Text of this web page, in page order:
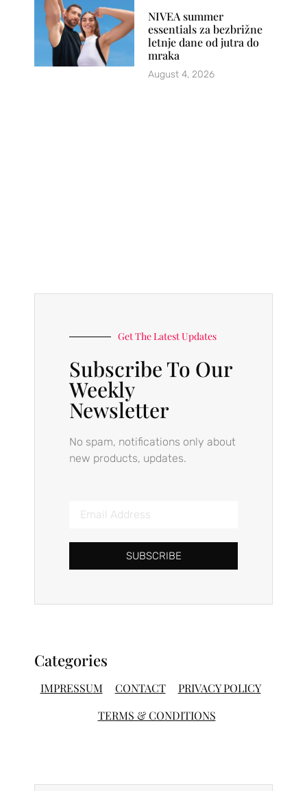
NIVEA summer
essentials za bezbrižne
letnje dane od jutra do
mraka
August 4, 2026
Get The Latest Updates
Subscribe To Our
Weekly
Newsletter
No spam, notifications only about
new products, updates.
SUBSCRIBE
Categories
IMPRESSUM CONTACT
PRIVACY POLICY
TERMS & CONDITIONS